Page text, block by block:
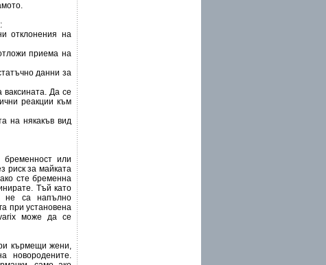
отклонения на
приема на
данни за
ваксината. Да се
реакции към
на някакъв вид
или
риск за майката
сте бременна
Тъй като
не са напълно
при установена
може да се
кърмещи жени,
новородените.